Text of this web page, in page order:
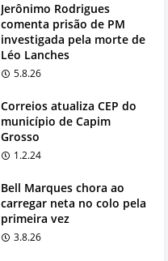
Jerônimo Rodrigues
comenta prisão de PM
investigada pela morte de
Léo Lanches
5.8.26
Correios atualiza CEP do
município de Capim
Grosso
1.2.24
Bell Marques chora ao
carregar neta no colo pela
primeira vez
3.8.26